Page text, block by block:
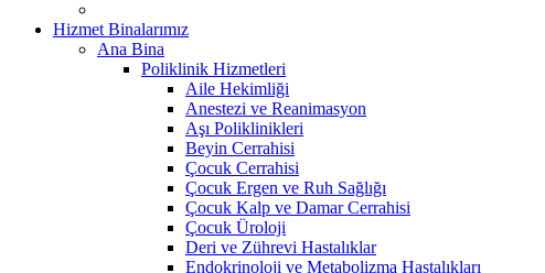
Hizmet Binalarımız
Ana Bina
Poliklinik Hizmetleri
Aile Hekimliği
Anestezi ve Reanimasyon
Aşı Poliklinikleri
Beyin Cerrahisi
Çocuk Cerrahisi
Çocuk Ergen ve Ruh Sağlığı
Çocuk Kalp ve Damar Cerrahisi
Çocuk Üroloji
Deri ve Zührevi Hastalıklar
Endokrinoloji ve Metabolizma Hastalıkları